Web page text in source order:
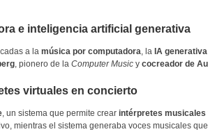
e inteligencia artificial generativa
a la música por computadora, la IA
, pionero de la Computer Music y cocreador de
virtuales en concierto
, un sistema que permite crear intérpretes musicales
mientras el sistema generaba voces musicales